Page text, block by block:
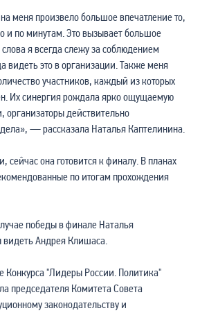
меня произвело большое впечатление то,
и по минутам. Это вызывает большое
я всегда слежу за соблюдением
видеть это в организации. Также меня
участников, каждый из которых
Их синергия рождала ярко ощущаемую
организаторы действительно
— рассказала Наталья Каптелинина.
сейчас она готовится к финалу. В планах
по итогам прохождения
победы в финале Наталья
видеть Андрея Клишаса.
Конкурса "Лидеры России. Политика"
председателя Комитета Совета
законодательству и